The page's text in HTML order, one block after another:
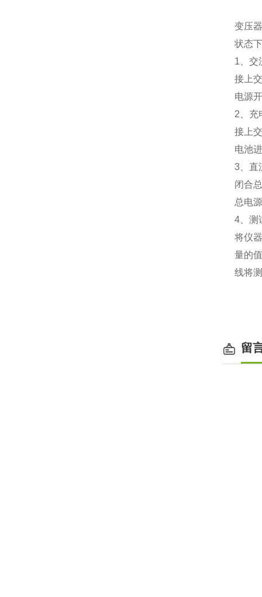
变压
状态
1、交
接上
电源
2、充
接上
电池
3、直
闭合
总电
4、测
将仪
量的
线将
留